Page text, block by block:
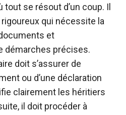
se résout d’un coup. Il
rigoureux qui nécessite la
et
démarches précises.
doit s’assurer de
ou d’une déclaration
clairement les héritiers
il doit procéder à